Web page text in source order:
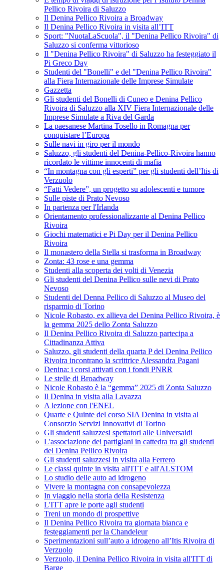
Pellico Rivoira di Saluzzo
Il Denina Pellico Rivoira a Broadway
Il Denina Pellico Rivoira in visita all’ITT
Sport: "NuotaLaScuola", il "Denina Pellico Rivoira" di
Saluzzo si conferma vittorioso
Il "Denina Pellico Rivoira" di Saluzzo ha festeggiato il
Pi Greco Day
Studenti del "Bonelli" e del "Denina Pellico Rivoira"
alla Fiera Internazionale delle Imprese Simulate
Gazzetta
Gli studenti del Bonelli di Cuneo e Denina Pellico
Rivoira di Saluzzo alla XIV Fiera Internazionale delle
Imprese Simulate a Riva del Garda
La paesanese Martina Tosello in Romagna per
conquistare l’Europa
Sulle navi in giro per il mondo
Saluzzo, gli studenti del Denina-Pellico-Rivoira hanno
ricordato le vittime innocenti di mafia
“In montagna con gli esperti” per gli studenti dell’Itis di
Verzuolo
“Fatti Vedere”, un progetto su adolescenti e tumore
Sulle piste di Prato Nevoso
In partenza per l'Irlanda
Orientamento professionalizzante al Denina Pellico
Rivoira
Giochi matematici e Pi Day per il Denina Pellico
Rivoira
Il monastero della Stella si trasforma in Broadway
Zonta: 43 rose e una gemma
Studenti alla scoperta dei volti di Venezia
Gli studenti del Denina Pellico sulle nevi di Prato
Nevoso
Studenti del Denna Pellico di Saluzzo al Museo del
risparmio di Torino
Nicole Robasto, ex allieva del Denina Pellico Rivoira, è
la gemma 2025 dello Zonta Saluzzo
Il Denina Pellico Rivoira di Saluzzo partecipa a
Cittadinanza Attiva
Saluzzo, gli studenti della quarta P del Denina Pellico
Rivoira incontrano la scrittrice Alessandra Pagani
Denina: i corsi attivati con i fondi PNRR
Le stelle di Broadway
Nicole Robasto è la “gemma” 2025 di Zonta Saluzzo
Il Denina in visita alla Lavazza
A lezione con l'ENEL
Quarte e Quinte del corso SIA Denina in visita al
Consorzio Servizi Innovativi di Torino
Gli studenti saluzzesi spettatori alle Universaidi
L'associazione dei partigiani in cattedra tra gli studenti
del Denina Pellico Rivoira
Gli studenti saluzzesi in visita alla Ferrero
Le classi quinte in visita all'ITT e all'ALSTOM
Lo studio delle auto ad idrogeno
Vivere la montagna con consapevolezza
In viaggio nella storia della Resistenza
L'ITT apre le porte agli studenti
Treni un mondo di prospettive
Il Denina Pellico Rivoira tra giornata bianca e
festeggiamenti per la Chandeleur
Sperimentazioni sull’auto a idrogeno all’Itis Rivoira di
Verzuolo
Verzuolo, il Denina Pellico Rivoira in visita all'ITT di
Barge